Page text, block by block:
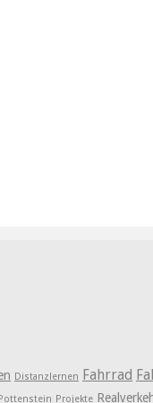
Distanzlernen Fahrrad
Projekte